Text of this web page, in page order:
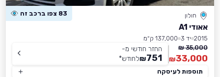
חולון 83 צפו ברכב זה
אאודי A1
2015 יד 3
137,000 ק״מ
35,000 ₪
33,000
₪
החזר חודשי מ-
751
₪לחודש*
תוספות לעיסקה